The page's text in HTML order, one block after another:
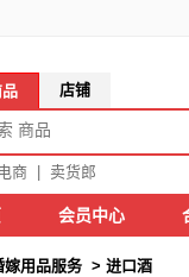
店铺
商 卖货郎
会员中心
嫁用品服务 > 进口酒